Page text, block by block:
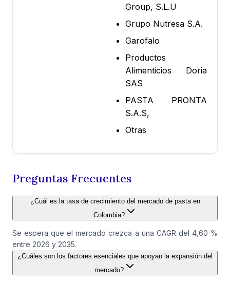
Group, S.L.U
Grupo Nutresa S.A.
Garofalo
Productos
Alimenticios Doria
SAS
PASTA PRONTA
S.A.S,
Otras
Preguntas Frecuentes
¿Cuál es la tasa de crecimiento del mercado de pasta en
Colombia?
Se espera que el mercado crezca a una CAGR del 4,60 %
entre 2026 y 2035.
¿Cuáles son los factores esenciales que apoyan la expansión del
mercado?